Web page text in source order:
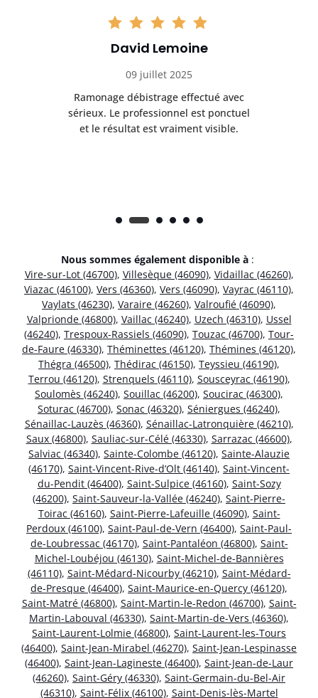
David Lemoine
09 juillet 2025
Ramonage débistrage effectué avec
sérieux. Le professionnel est ponctuel
et le résultat est vraiment visible.
Nous sommes également disponible à :
Vire-sur-Lot (46700), Villesèque (46090), Vidaillac (46260),
Viazac (46100), Vers (46360), Vers (46090), Vayrac (46110),
Vaylats (46230), Varaire (46260), Valroufié (46090),
Valprionde (46800), Vaillac (46240), Uzech (46310), Ussel
(46240), Trespoux-Rassiels (46090), Touzac (46700), Tour-
de-Faure (46330), Théminettes (46120), Thémines (46120),
Thégra (46500), Thédirac (46150), Teyssieu (46190),
Terrou (46120), Strenquels (46110), Sousceyrac (46190),
Soulomès (46240), Souillac (46200), Soucirac (46300),
Soturac (46700), Sonac (46320), Séniergues (46240),
Sénaillac-Lauzès (46360), Sénaillac-Latronquière (46210),
Saux (46800), Sauliac-sur-Célé (46330), Sarrazac (46600),
Salviac (46340), Sainte-Colombe (46120), Sainte-Alauzie
(46170), Saint-Vincent-Rive-d’Olt (46140), Saint-Vincent-
du-Pendit (46400), Saint-Sulpice (46160), Saint-Sozy
(46200), Saint-Sauveur-la-Vallée (46240), Saint-Pierre-
Toirac (46160), Saint-Pierre-Lafeuille (46090), Saint-
Perdoux (46100), Saint-Paul-de-Vern (46400), Saint-Paul-
de-Loubressac (46170), Saint-Pantaléon (46800), Saint-
Michel-Loubéjou (46130), Saint-Michel-de-Bannières
(46110), Saint-Médard-Nicourby (46210), Saint-Médard-
de-Presque (46400), Saint-Maurice-en-Quercy (46120),
Saint-Matré (46800), Saint-Martin-le-Redon (46700), Saint-
Martin-Labouval (46330), Saint-Martin-de-Vers (46360),
Saint-Laurent-Lolmie (46800), Saint-Laurent-les-Tours
(46400), Saint-Jean-Mirabel (46270), Saint-Jean-Lespinasse
(46400), Saint-Jean-Lagineste (46400), Saint-Jean-de-Laur
(46260), Saint-Géry (46330), Saint-Germain-du-Bel-Air
(46310), Saint-Félix (46100), Saint-Denis-lès-Martel